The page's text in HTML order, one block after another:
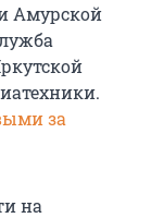
Амурской
за
на